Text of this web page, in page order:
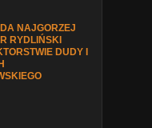
NAJGORZEJ
RYDLIŃSKI
DUDY I